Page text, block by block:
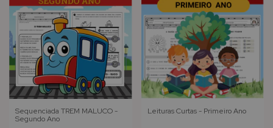
Sequenciada TREM MALUCO -
Segundo Ano
Leituras Curtas - Primeiro Ano